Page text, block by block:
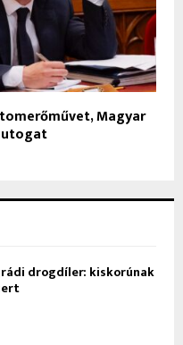
Magyar
drogdíler: kiskorúnak